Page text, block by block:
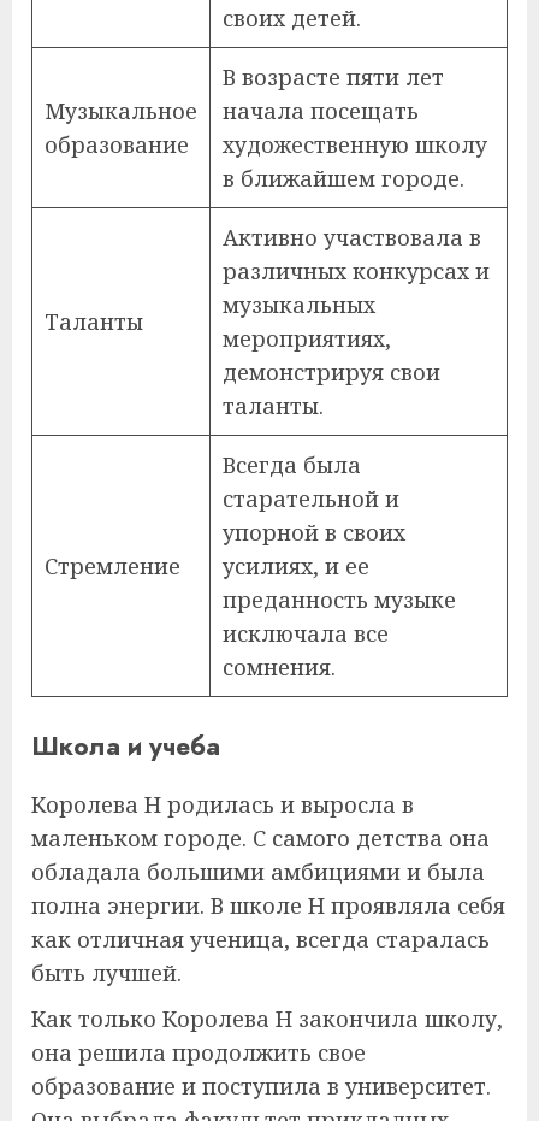
своих детей.
Музыкальное
образование
В возрасте пяти лет
начала посещать
художественную школу
в ближайшем городе.
Таланты
Активно участвовала в
различных конкурсах и
музыкальных
мероприятиях,
демонстрируя свои
таланты.
Стремление
Всегда была
старательной и
упорной в своих
усилиях, и ее
преданность музыке
исключала все
сомнения.
Школа и учеба
Королева Н родилась и выросла в
маленьком городе. С самого детства она
обладала большими амбициями и была
полна энергии. В школе Н проявляла себя
как отличная ученица, всегда старалась
быть лучшей.
Как только Королева Н закончила школу,
она решила продолжить свое
образование и поступила в университет.